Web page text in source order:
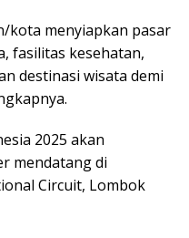
kota menyiapkan pasar
fasilitas kesehatan,
destinasi wisata demi
2025 akan
mendatang di
Circuit, Lombok